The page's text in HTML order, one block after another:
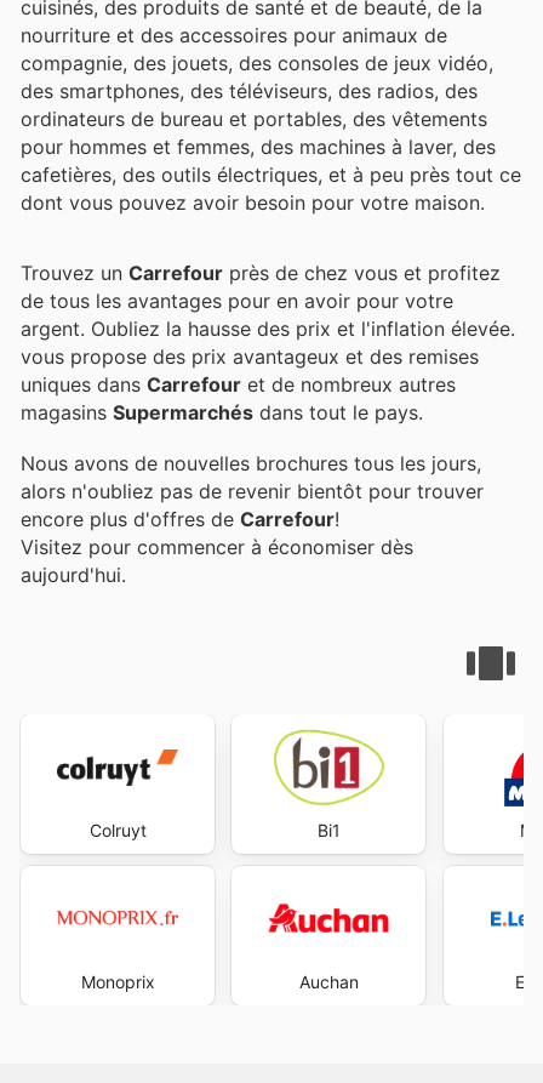
cuisinés, des produits de santé et de beauté, de la
nourriture et des accessoires pour animaux de
compagnie, des jouets, des consoles de jeux vidéo,
des smartphones, des téléviseurs, des radios, des
ordinateurs de bureau et portables, des vêtements
pour hommes et femmes, des machines à laver, des
cafetières, des outils électriques, et à peu près tout ce
dont vous pouvez avoir besoin pour votre maison.
Trouvez un Carrefour près de chez vous et profitez
de tous les avantages pour en avoir pour votre
argent. Oubliez la hausse des prix et l'inflation élevée.
vous propose des prix avantageux et des remises
uniques dans Carrefour et de nombreux autres
magasins Supermarchés dans tout le pays.
Nous avons de nouvelles brochures tous les jours,
alors n'oubliez pas de revenir bientôt pour trouver
encore plus d'offres de Carrefour!
Visitez pour commencer à économiser dès
aujourd'hui.
Colruyt
Monoprix
Bi1
Auchan